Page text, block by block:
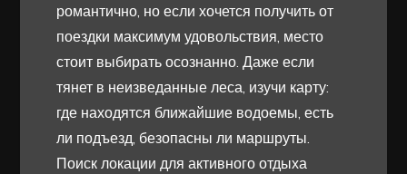
романтично, но если хочется получить от
поездки максимум удовольствия, место
стоит выбирать осознанно. Даже если
тянет в неизведанные леса, изучи карту:
где находятся ближайшие водоемы, есть
ли подъезд, безопасны ли маршруты.
Поиск локации для активного отдыха